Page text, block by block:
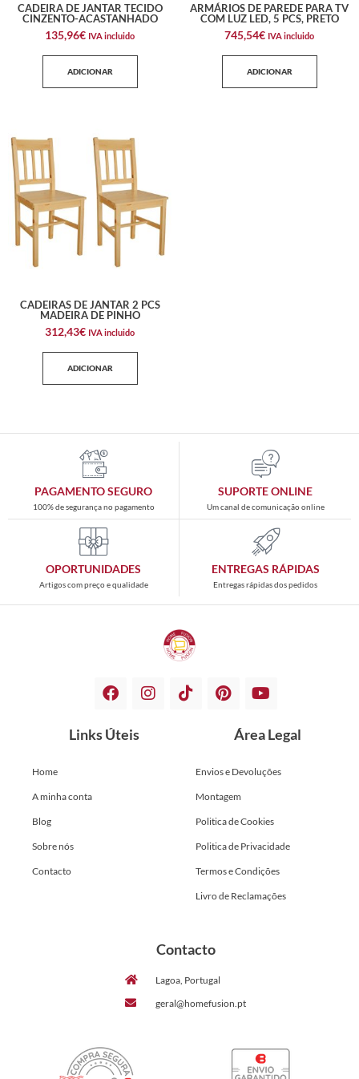
CADEIRA DE JANTAR TECIDO
CINZENTO-ACASTANHADO
135,96€ IVA incluido
ADICIONAR
ARMÁRIOS DE PAREDE PARA TV
COM LUZ LED, 5 PCS, PRETO
745,54€ IVA incluido
ADICIONAR
CADEIRAS DE JANTAR 2 PCS
MADEIRA DE PINHO
312,43€ IVA incluido
ADICIONAR
PAGAMENTO SEGURO
100% de segurança no pagamento
SUPORTE ONLINE
Um canal de comunicação online
OPORTUNIDADES
Artigos com preço e qualidade
ENTREGAS RÁPIDAS
Entregas rápidas dos pedidos
Links Úteis
Home
A minha conta
Blog
Sobre nós
Contacto
Área Legal
Envios e Devoluções
Montagem
Politica de Cookies
Politica de Privacidade
Termos e Condições
Livro de Reclamações
Contacto
Lagoa, Portugal
geral@homefusion.pt